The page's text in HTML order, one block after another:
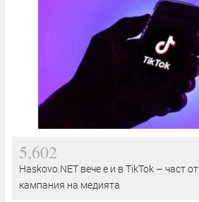
5,602
Haskovo.NET вече е и в TikTok – част
кампания на медията